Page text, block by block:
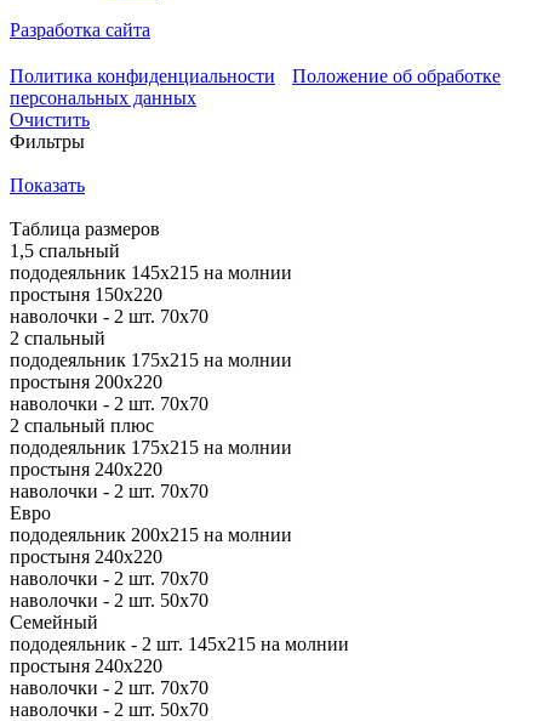
Разработка сайта
Политика конфиденциальности
Положение об обработке
персональных данных
Очистить
Фильтры
Показать
Таблица размеров
1,5 спальный
пододеяльник 145х215 на молнии
простыня 150х220
наволочки - 2 шт. 70х70
2 спальный
пододеяльник 175х215 на молнии
простыня 200х220
наволочки - 2 шт. 70х70
2 спальный плюс
пододеяльник 175х215 на молнии
простыня 240х220
наволочки - 2 шт. 70х70
Евро
пододеяльник 200х215 на молнии
простыня 240х220
наволочки - 2 шт. 70х70
наволочки - 2 шт. 50х70
Семейный
пододеяльник - 2 шт. 145х215 на молнии
простыня 240х220
наволочки - 2 шт. 70х70
наволочки - 2 шт. 50х70